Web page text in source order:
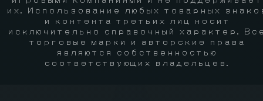
их. Использование любых товарных
и контента третьих лиц носит
исключительно справочный характер.
торговые марки и авторские права
являются собственностью
соответствующих владельцев.